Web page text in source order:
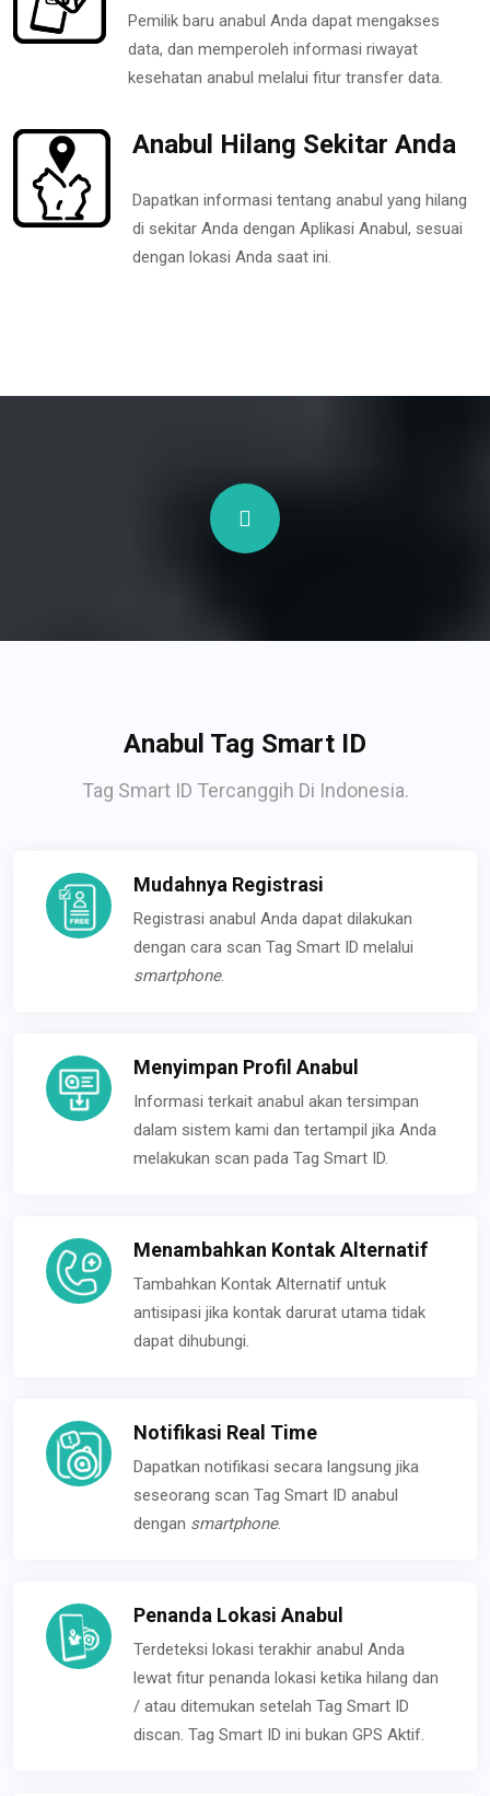
Pemilik baru anabul Anda dapat mengakses
data, dan memperoleh informasi riwayat
kesehatan anabul melalui fitur transfer data.
Anabul Hilang Sekitar Anda
Dapatkan informasi tentang anabul yang hilang
di sekitar Anda dengan Aplikasi Anabul, sesuai
dengan lokasi Anda saat ini.
Anabul Tag Smart ID
Tag Smart ID Tercanggih Di Indonesia.
Mudahnya Registrasi
Registrasi anabul Anda dapat dilakukan
dengan cara scan Tag Smart ID melalui
smartphone.
Menyimpan Profil Anabul
Informasi terkait anabul akan tersimpan
dalam sistem kami dan tertampil jika Anda
melakukan scan pada Tag Smart ID.
Menambahkan Kontak Alternatif
Tambahkan Kontak Alternatif untuk
antisipasi jika kontak darurat utama tidak
dapat dihubungi.
Notifikasi Real Time
Dapatkan notifikasi secara langsung jika
seseorang scan Tag Smart ID anabul
dengan smartphone.
Penanda Lokasi Anabul
Terdeteksi lokasi terakhir anabul Anda
lewat fitur penanda lokasi ketika hilang dan
/ atau ditemukan setelah Tag Smart ID
discan. Tag Smart ID ini bukan GPS Aktif.